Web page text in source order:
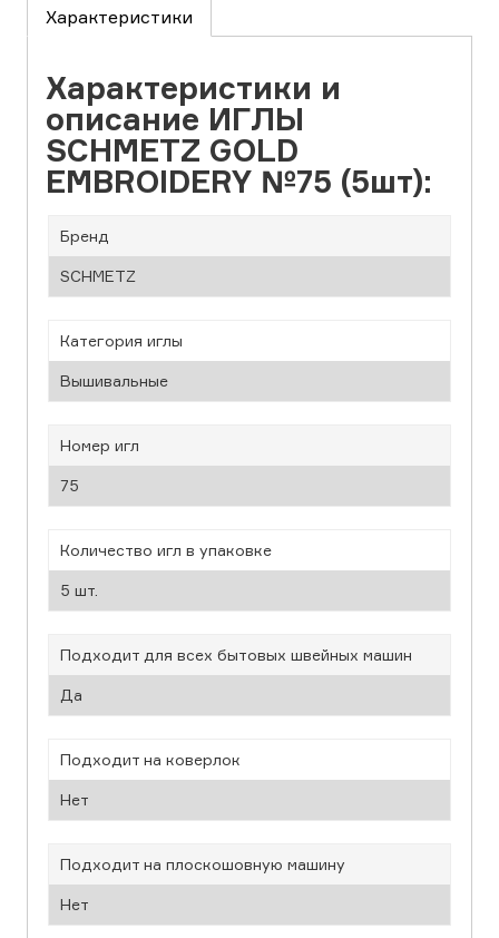
Характеристики
Характеристики и
описание ИГЛЫ
SCHMETZ GOLD
EMBROIDERY №75 (5шт):
Бренд
SCHMETZ
Категория иглы
Вышивальные
Номер игл
75
Количество игл в упаковке
5 шт.
Подходит для всех бытовых швейных машин
Да
Подходит на коверлок
Нет
Подходит на плоскошовную машину
Нет